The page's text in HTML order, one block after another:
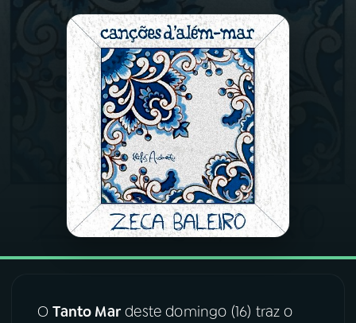
A RÁDIO
PROGRAMAÇÃO
PROGRAMAS
PODCASTS
VIDEOCASTS
OTanto Mardeste domingo (16) traz o